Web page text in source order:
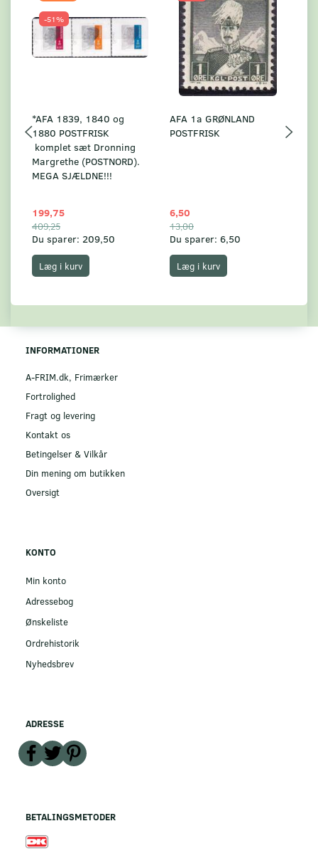
-51%
*AFA 1839, 1840 og
1880 POSTFRISK
komplet sæt Dronning
Margrethe (POSTNORD).
MEGA SJÆLDNE!!!
199,75
409,25
Du sparer: 209,50
Læg i kurv
AFA 1a GRØNLAND
POSTFRISK
6,50
13,00
Du sparer: 6,50
Læg i kurv
INFORMATIONER
A-FRIM.dk, Frimærker
Fortrolighed
Fragt og levering
Kontakt os
Betingelser & Vilkår
Din mening om butikken
Oversigt
KONTO
Min konto
Adressebog
Ønskeliste
Ordrehistorik
Nyhedsbrev
ADRESSE
BETALINGSMETODER